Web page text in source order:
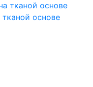
тканой основе
основе